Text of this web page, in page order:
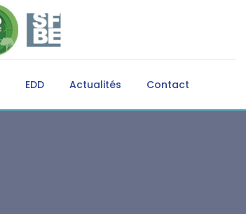
EDD Actualités Contact